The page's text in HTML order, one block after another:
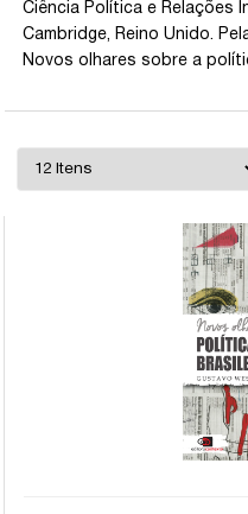
Ciência Política e Relações
Cambridge, Reino Unido.
Novos olhares sobre a